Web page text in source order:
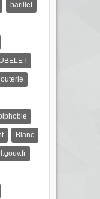
barillet
Blanc